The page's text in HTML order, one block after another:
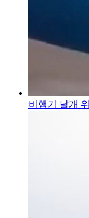
비행기 날개